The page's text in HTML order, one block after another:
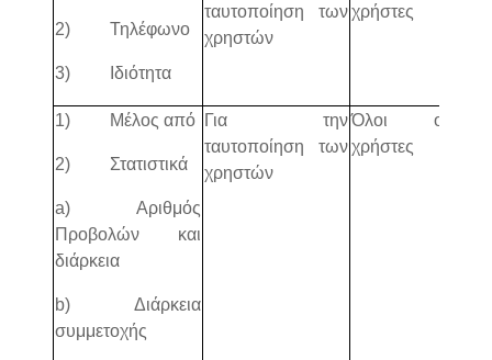
2) Τηλέφωνο
3) Ιδιότητα
ταυτοποίηση των
χρηστών
χρήστες
1) Μέλος από
2) Στατιστικά
a) Αριθμός
Προβολών και
διάρκεια
b) Διάρκεια
συμμετοχής
Για την
ταυτοποίηση των
χρηστών
Όλοι οι
χρήστες